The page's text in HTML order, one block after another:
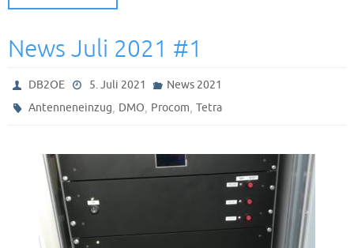
News Juli 2021 #1
DB2OE 5. Juli 2021
News 2021
Antenneneinzug, DMO, Procom,Tetra